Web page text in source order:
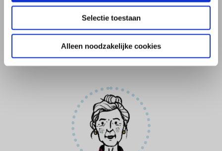
Selectie toestaan
Alleen noodzakelijke cookies
betalen.
Meer over kosten na een overlijden
Meer over erfbelasting betalen